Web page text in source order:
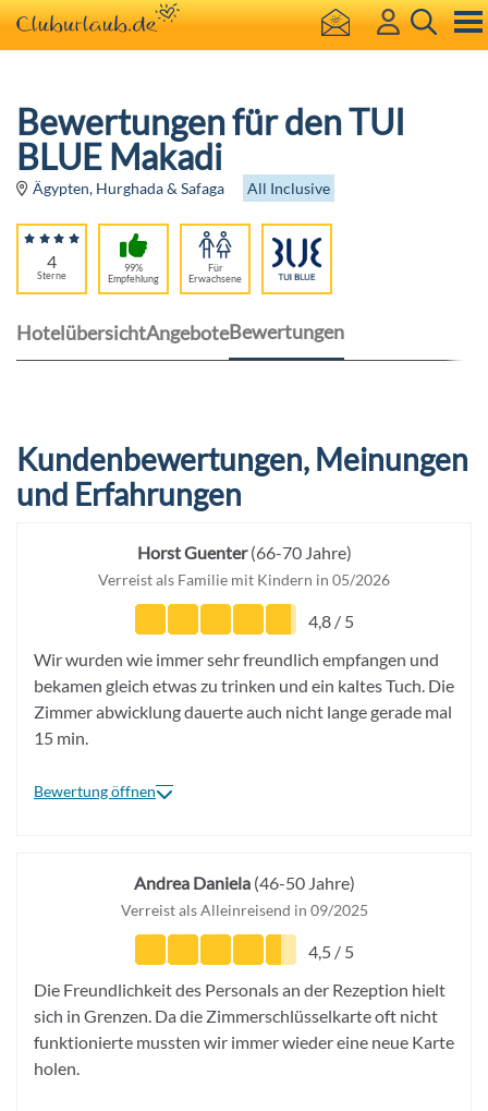
Bewertungen für den TUI
BLUE Makadi
Ägypten, Hurghada & Safaga All Inclusive
4
Sterne
99%
Empfehlung
Für
Erwachsene
HotelübersichtAngeboteBewertungen
Kundenbewertungen, Meinungen
und Erfahrungen
Horst Guenter(66-70 Jahre)
Verreist als Familie mit Kindern in 05/2026
4,8 / 5
Wir wurden wie immer sehr freundlich empfangen und
bekamen gleich etwas zu trinken und ein kaltes Tuch. Die
Zimmer abwicklung dauerte auch nicht lange gerade mal
15 min.
Bewertung öffnen
Andrea Daniela(46-50 Jahre)
Verreist als Alleinreisend in 09/2025
4,5 / 5
Die Freundlichkeit des Personals an der Rezeption hielt
sich in Grenzen. Da die Zimmerschlüsselkarte oft nicht
funktionierte mussten wir immer wieder eine neue Karte
holen.